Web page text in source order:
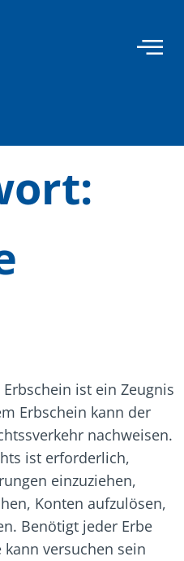
ist ein Zeugnis
Erbschein kann der
nachweisen.
ist erforderlich,
einzuziehen,
Konten aufzulösen,
Benötigt jeder Erbe
kann versuchen sein